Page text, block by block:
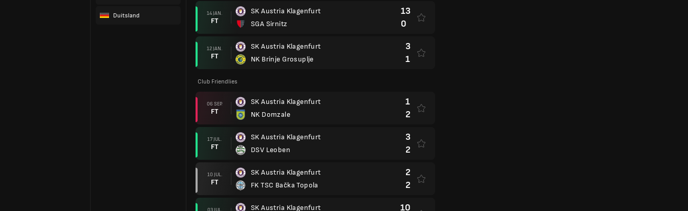
Duitsland 14 JAN.
FT
SK Austria Klagenfurt
SGA Sirnitz
13
0
12 JAN.
FT
SK Austria Klagenfurt
NK Brinje Grosuplje
3
1
Club Friendlies
06 SEP.
FT
SK Austria Klagenfurt
NK Domzale
1
2
17 JUL.
FT
SK Austria Klagenfurt
DSV Leoben
3
2
10 JUL.
FT
SK Austria Klagenfurt
FK TSC Bačka Topola
2
2
03 JUL.
SK Austria Klagenfurt
10